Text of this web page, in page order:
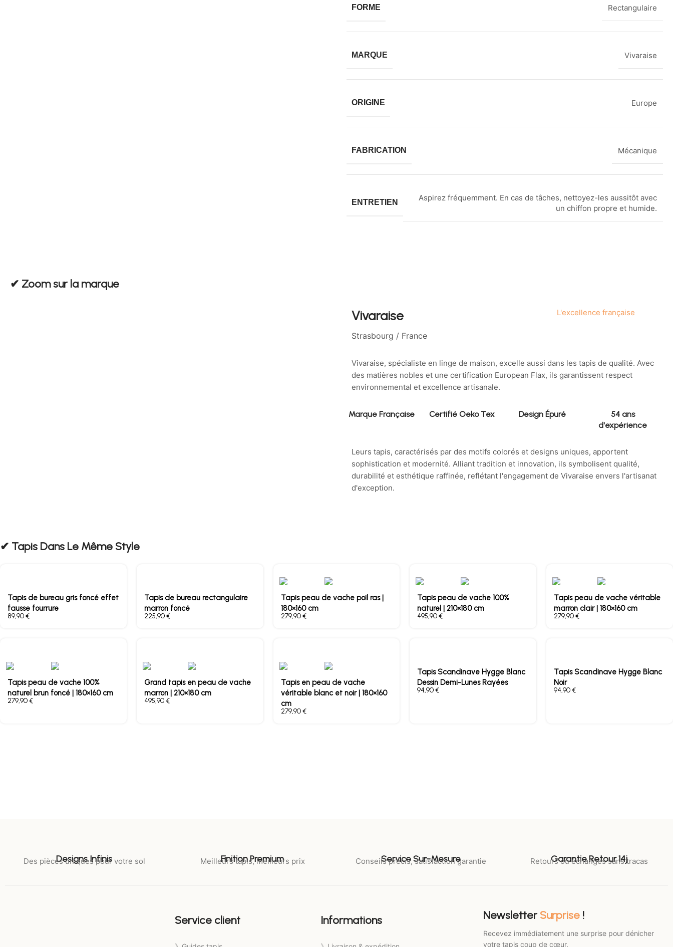
FORME Rectangulaire
MARQUE Vivaraise
ORIGINE Europe
FABRICATION Mécanique
ENTRETIEN
Aspirez fréquemment. En cas de tâches, nettoyez-les aussitôt avec
un chiffon propre et humide.
✔︎ Zoom sur la marque
Vivaraise
Strasbourg / France
L'excellence française
Vivaraise, spécialiste en linge de maison, excelle aussi dans les tapis de qualité. Avec
des matières nobles et une certification European Flax, ils garantissent respect
environnemental et excellence artisanale.
Marque Française Certifié Oeko Tex Design Épuré
54 ans
d'expérience
Leurs tapis, caractérisés par des motifs colorés et designs uniques, apportent
sophistication et modernité. Alliant tradition et innovation, ils symbolisent qualité,
durabilité et esthétique raffinée, reflétant l'engagement de Vivaraise envers l'artisanat
d'exception.
✔︎ Tapis Dans Le Même Style
Tapis de bureau gris foncé effet
fausse fourrure
€
Tapis de bureau rectangulaire
marron foncé
€
Tapis peau de vache poil ras |
180×160 cm
€
Tapis peau de vache 100%
naturel | 210×180 cm
€
Tapis peau de vache véritable
marron clair | 180×160 cm
€
Tapis peau de vache 100%
naturel brun foncé | 180×160 cm
€
Grand tapis en peau de vache
marron | 210×180 cm
€
Tapis en peau de vache
véritable blanc et noir | 180×160
cm
€
Tapis Scandinave Hygge Blanc
Dessin Demi-Lunes Rayées
€
Tapis Scandinave Hygge Blanc
Noir
€
Designs Infinis
Des pièces uniques pour votre sol Finition Premium
Meilleurs tapis, meilleurs prix Service Sur-Mesure
Conseils précis, satisfaction garantie Garantie Retour 14j
Retours ou échanges sans tracas
Service client Informations NewsletterSurprise !
Recevez immédiatement une surprise pour dénicher
votre tapis coup de cœur.